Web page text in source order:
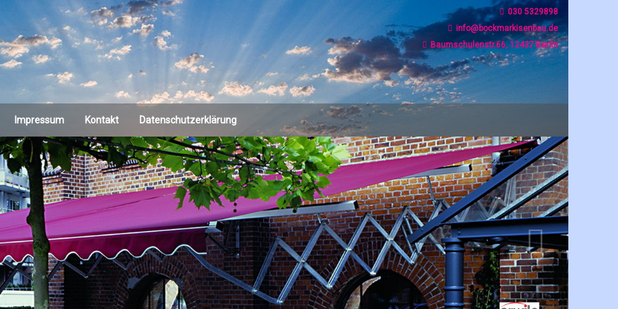
030 5329898
info@bockmarkisenbau.de
Baumschulenstr.66, 12437 Berlin
Impressum Kontakt Datenschutzerklärung